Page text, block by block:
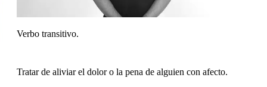
Verbo transitivo.
Tratar de aliviar el dolor o la pena de alguien con afecto.